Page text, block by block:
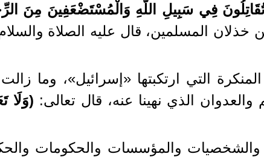
فِي سَبِيلِ اللَّهِ وَالْمُسْتَضْعَفِينَ مِنَ
خذلان المسلمين، قال عليه الصلاة
التي ارتكبتها «إسرائيل»، وما
الذي نهينا عنه، قال تعالى: (وَلَا
والشخصيات والمؤسسات والحكومات